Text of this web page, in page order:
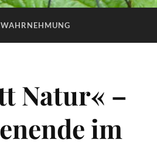
WAHRNEHMUNG
Natur« –
im